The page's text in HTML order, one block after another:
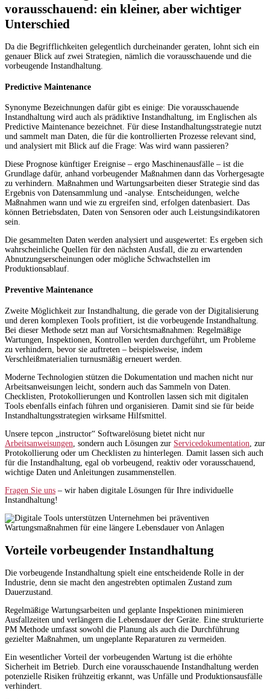
vorausschauend: ein kleiner, aber wichtiger
Unterschied
Da die Begrifflichkeiten gelegentlich durcheinander geraten, lohnt sich ein
genauer Blick auf zwei Strategien, nämlich die vorausschauende und die
vorbeugende Instandhaltung.
Predictive Maintenance
Synonyme Bezeichnungen dafür gibt es einige: Die vorausschauende
Instandhaltung wird auch als prädiktive Instandhaltung, im Englischen als
Predictive Maintenance bezeichnet. Für diese Instandhaltungsstrategie nutzt
und sammelt man Daten, die für die kontrollierten Prozesse relevant sind,
und analysiert mit Blick auf die Frage: Was wird wann passieren?
Diese Prognose künftiger Ereignise – ergo Maschinenausfälle – ist die
Grundlage dafür, anhand vorbeugender Maßnahmen dann das Vorhergesagte
zu verhindern. Maßnahmen und Wartungsarbeiten dieser Strategie sind das
Ergebnis von Datensammlung und -analyse. Entscheidungen, welche
Maßnahmen wann und wie zu ergreifen sind, erfolgen datenbasiert. Das
können Betriebsdaten, Daten von Sensoren oder auch Leistungsindikatoren
sein.
Die gesammelten Daten werden analysiert und ausgewertet: Es ergeben sich
wahrscheinliche Quellen für den nächsten Ausfall, die zu erwartenden
Abnutzungserscheinungen oder mögliche Schwachstellen im
Produktionsablauf.
Preventive Maintenance
Zweite Möglichkeit zur Instandhaltung, die gerade von der Digitalisierung
und deren komplexen Tools profitiert, ist die vorbeugende Instandhaltung.
Bei dieser Methode setzt man auf Vorsichtsmaßnahmen: Regelmäßige
Wartungen, Inspektionen, Kontrollen werden durchgeführt, um Probleme
zu verhindern, bevor sie auftreten – beispielsweise, indem
Verschleißmaterialien turnusmäßig erneuert werden.
Moderne Technologien stützen die Dokumentation und machen nicht nur
Arbeitsanweisungen leicht, sondern auch das Sammeln von Daten.
Checklisten, Protokollierungen und Kontrollen lassen sich mit digitalen
Tools ebenfalls einfach führen und organisieren. Damit sind sie für beide
Instandhaltungsstrategien wirksame Hilfsmittel.
Unsere tepcon „instructor“ Softwarelösung bietet nicht nur
Arbeitsanweisungen , sondern auch Lösungen zur Servicedokumentation , zur
Protokollierung oder um Checklisten zu hinterlegen. Damit lassen sich auch
für die Instandhaltung, egal ob vorbeugend, reaktiv oder vorausschauend,
wichtige Daten und Anleitungen zusammenstellen.
Fragen Sie uns – wir haben digitale Lösungen für Ihre individuelle
Instandhaltung!
Vorteile vorbeugender Instandhaltung
Die vorbeugende Instandhaltung spielt eine entscheidende Rolle in der
Industrie, denn sie macht den angestrebten optimalen Zustand zum
Dauerzustand.
Regelmäßige Wartungsarbeiten und geplante Inspektionen minimieren
Ausfallzeiten und verlängern die Lebensdauer der Geräte. Eine strukturierte
PM Methode umfasst sowohl die Planung als auch die Durchführung
gezielter Maßnahmen, um ungeplante Reparaturen zu vermeiden.
Ein wesentlicher Vorteil der vorbeugenden Wartung ist die erhöhte
Sicherheit im Betrieb. Durch eine vorausschauende Instandhaltung werden
potenzielle Risiken frühzeitig erkannt, was Unfälle und Produktionsausfälle
verhindert.